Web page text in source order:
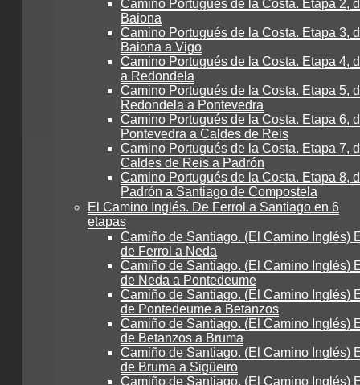
Camino Portugués de la Costa. Etapa 2,
Baiona
Camino Portugués de la Costa. Etapa 3,
Baiona a Vigo
Camino Portugués de la Costa. Etapa 4,
a Redondela
Camino Portugués de la Costa. Etapa 5,
Redondela a Pontevedra
Camino Portugués de la Costa. Etapa 6,
Pontevedra a Caldes de Reis
Camino Portugués de la Costa. Etapa 7,
Caldes de Reis a Padrón
Camino Portugués de la Costa. Etapa 8,
Padrón a Santiago de Compostela
El Camino Inglés. De Ferrol a Santiago en 6
etapas
Camiño de Santiago. (El Camino Inglés)
de Ferrol a Neda
Camiño de Santiago. (El Camino Inglés)
de Neda a Pontedeume
Camiño de Santiago. (El Camino Inglés)
de Pontedeume a Betanzos
Camiño de Santiago. (El Camino Inglés)
de Betanzos a Bruma
Camiño de Santiago. (El Camino Inglés)
de Bruma a Sigüeiro
Camiño de Santiago. (El Camino Inglés)